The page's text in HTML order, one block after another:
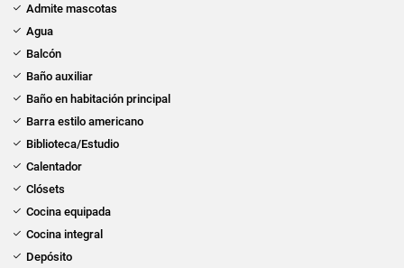
Admite mascotas
Agua
Balcón
Baño auxiliar
Baño en habitación principal
Barra estilo americano
Biblioteca/Estudio
Calentador
Clósets
Cocina equipada
Cocina integral
Depósito